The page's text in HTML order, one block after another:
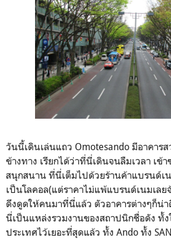
วันนี้เดินเล่นแถว Omotesando มีอาคาร
ข้างทาง เรียกได้ว่าที่นี่เดินจนลืมเวลา เข้
สนุกสนาน ที่นี่เต็มไปด้วยร้านค้าแบรนด์เ
เป็นโลคอล(แต่ราคาไม่แพ้แบรนด์เนมเลย
ดึงดูดให้คนมาที่นี่แล้ว ตัวอาคารต่างๆก็น่า
นี่เป็นแหล่งรวมงานของสถาปนิกชื่อดัง ทั้ง
ประเทศไว้เยอะที่สุดแล้ว ทั้ง Ando ทั้ง